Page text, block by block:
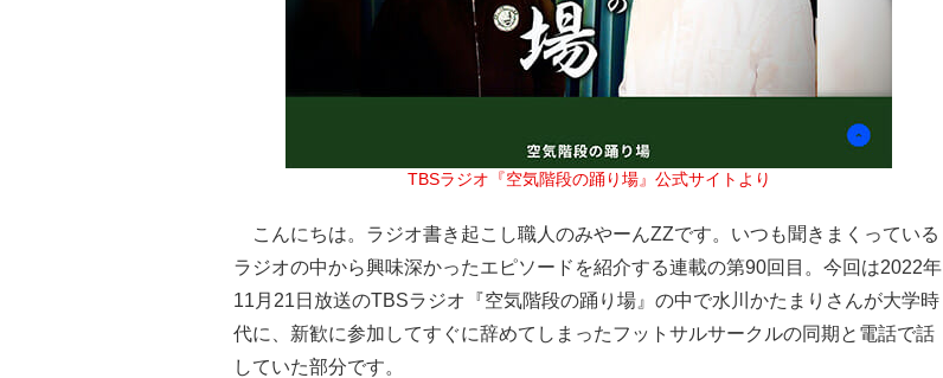
TBSラジオ『空気階段の踊り場』公式サイトより
こんにちは。ラジオ書き起こし職人のみやーんZZです。いつも聞きまくっている
ラジオの中から興味深かったエピソードを紹介する連載の第90回目。今回は2022年
11月21日放送のTBSラジオ『空気階段の踊り場』の中で水川かたまりさんが大学時
代に、新歓に参加してすぐに辞めてしまったフットサルサークルの同期と電話で話
していた部分です。